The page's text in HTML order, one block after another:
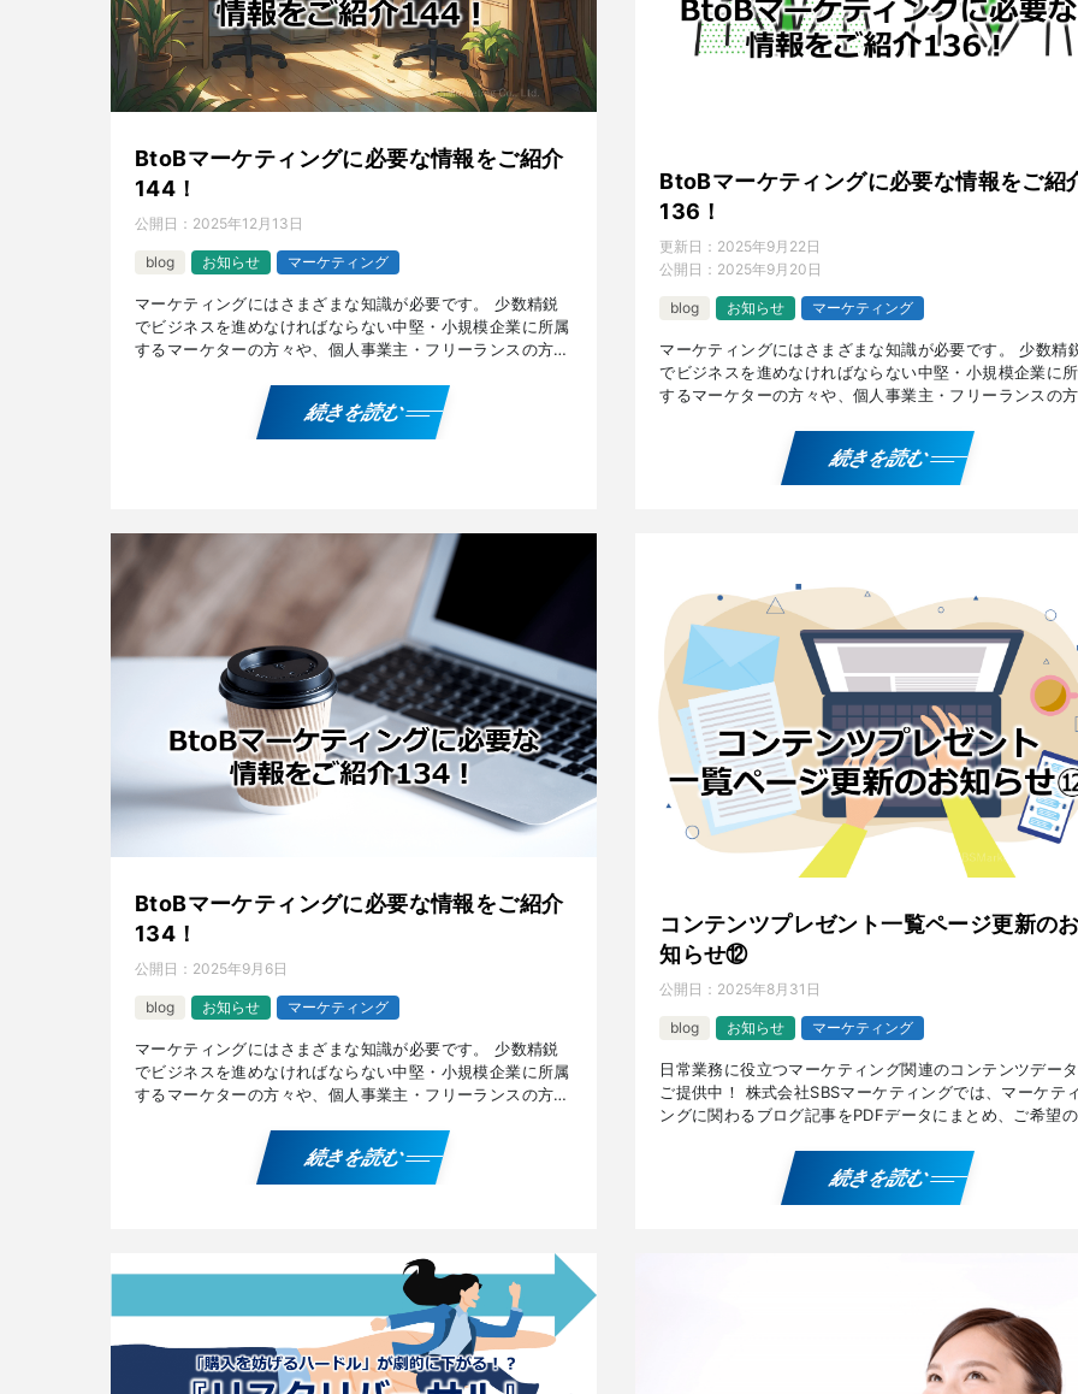
BtoBマーケティングに必要な情報をご紹介
144！
公開日： 2025年12月13日
blog お知らせ マーケティング
マーケティングにはさまざまな知識が必要です。 少数精鋭
でビジネスを進めなければならない中堅・小規模企業に所属
するマーケターの方々や、個人事業主・フリーランスの方々
続きを読む
BtoBマーケティングに必要な情報をご紹
136！
更新日： 2025年9月22日
公開日： 2025年9月20日
blog お知らせ マーケティング
マーケティングにはさまざまな知識が必要です。 少数精
でビジネスを進めなければならない中堅・小規模企業に
するマーケターの方々や、個人事業主・フリーランスの
続きを読む
BtoBマーケティングに必要な情報をご紹介
134！
公開日： 2025年9月6日
blog お知らせ マーケティング
マーケティングにはさまざまな知識が必要です。 少数精鋭
でビジネスを進めなければならない中堅・小規模企業に所属
するマーケターの方々や、個人事業主・フリーランスの方々
続きを読む
コンテンツプレゼント一覧ページ更新の
知らせ⑫
公開日： 2025年8月31日
blog お知らせ マーケティング
日常業務に役立つマーケティング関連のコンテンツデー
ご提供中！ 株式会社SBSマーケティングでは、マーケテ
ングに関わるブログ記事をPDFデータにまとめ、ご希望の
続きを読む